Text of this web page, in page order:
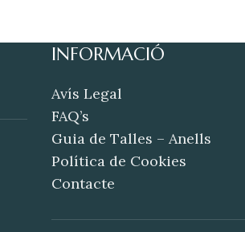
INFORMACIÓ
Avís Legal
FAQ’s
Guia de Talles – Anells
Política de Cookies
Contacte